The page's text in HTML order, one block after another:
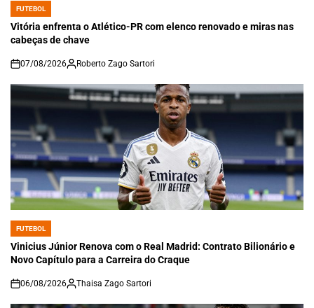
POSTED
IN
FUTEBOL
Vitória enfrenta o Atlético-PR com elenco renovado e miras nas
cabeças de chave
on
07/08/2026 Roberto Zago Sartori
POSTED
IN
FUTEBOL
Vinicius Júnior Renova com o Real Madrid: Contrato Bilionário e
Novo Capítulo para a Carreira do Craque
on
06/08/2026 Thaisa Zago Sartori